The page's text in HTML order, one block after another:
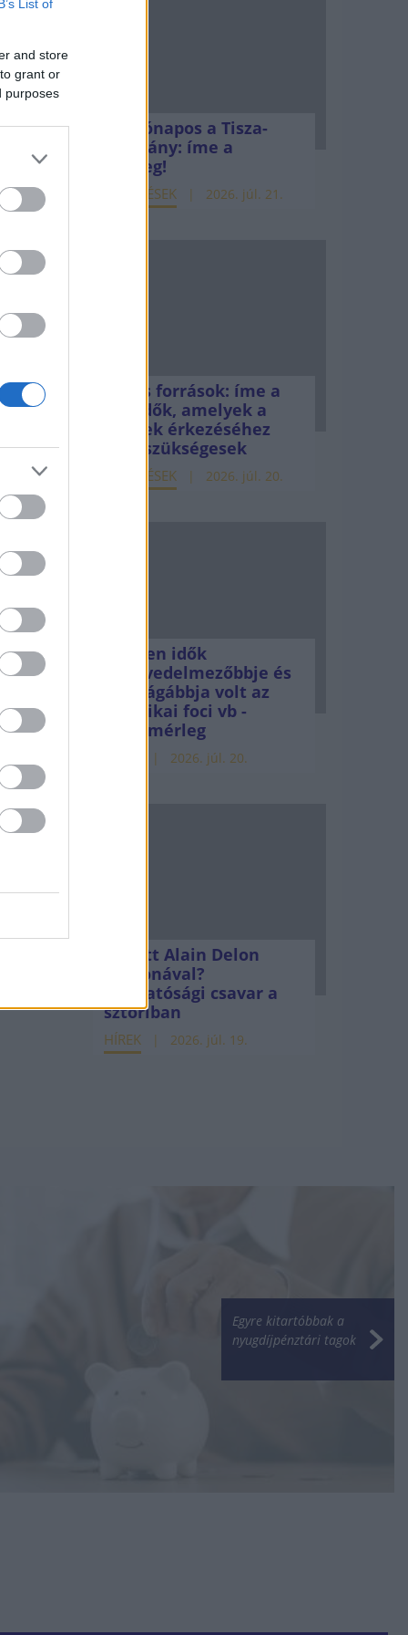
List of
and store
grant or
purposes
Kéthónapos a Tisza-
kormány: íme a
mérleg!
ELEMZÉSEK 2026. júl. 21.
Uniós források: íme a
teendők, amelyek a
pénzek érkezéséhez
még szükségesek
ELEMZÉSEK 2026. júl. 20.
Minden idők
legjövedelmezőbbje és
legdrágábbja volt az
amerikai foci vb -
gyorsmérleg
2026. júl. 20.
Mi lett Alain Delon
vagyonával?
Adóhatósági csavar a
sztoriban
HÍREK 2026. júl. 19.
Egyre kitartóbbak a
nyugdíjpénztári tagok